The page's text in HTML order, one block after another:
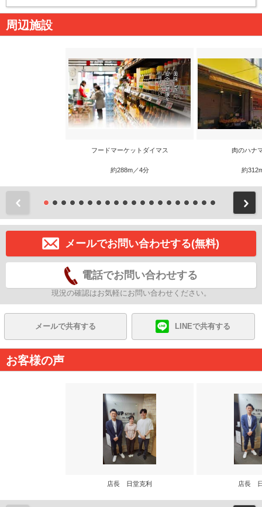
周辺施設
フードマーケットダイマス
約288m／4分
肉のハナ
約
メールでお問い合わせする(無料)
電話でお問い合わせする
現況の確認はお気軽にお問い合わせください。
メールで共有する LINEで共有する
お客様の声
店長 日堂克利 店長